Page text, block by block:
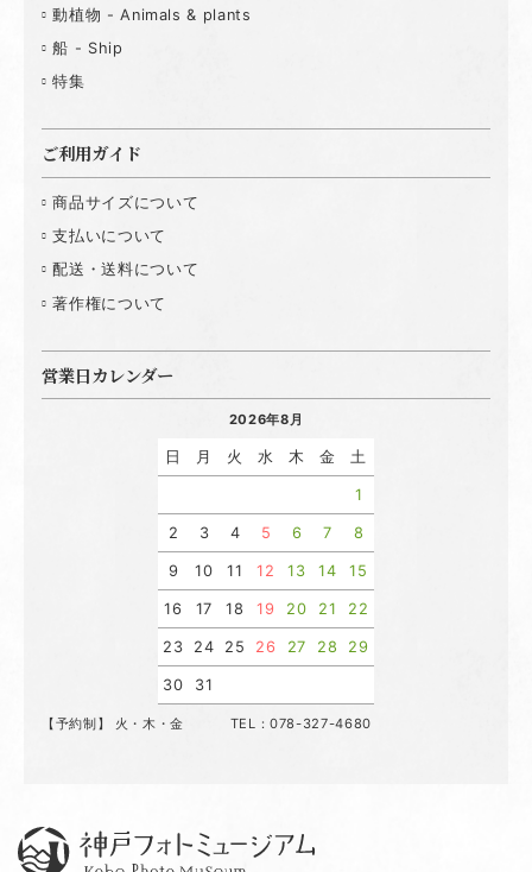
動植物 - Animals & plants
船 - Ship
特集
ご利用ガイド
商品サイズについて
支払いについて
配送・送料について
著作権について
営業日カレンダー
2026年8月
日 月 火 水 木 金 土
1
2 3 4 5 6 7 8
9 10 11 12 13 14 15
16 17 18 19 20 21 22
23 24 25 26 27 28 29
30 31
【予約制】 火・木・金 TEL：078-327-4680